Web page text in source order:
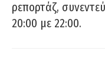
ρεπορτάζ,
20:00 με 22:00.